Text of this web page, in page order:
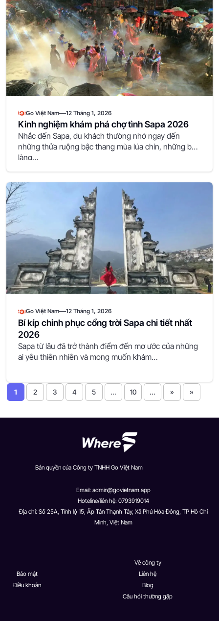
Go Việt Nam—12 Tháng 1, 2026
Kinh nghiệm khám phá chợ tình Sapa 2026
Nhắc đến Sapa, du khách thường nhớ ngay đến
những thửa ruộng bậc thang mùa lúa chín, những bản
làng…
Go Việt Nam—12 Tháng 1, 2026
Bí kíp chinh phục cổng trời Sapa chi tiết nhất
2026
Sapa từ lâu đã trở thành điểm đến mơ ước của những
ai yêu thiên nhiên và mong muốn khám…
1 2 3 4 5 ... 10 ... » »
Bản quyền của Công ty TNHH Go Việt Nam
Email: admin@govietnam.app
Hoteline/liên hệ: 0793919014
Địa chỉ: Số 25A, Tỉnh lộ 15, Ấp Tân Thạnh Tây, Xã Phú Hòa Đông, TP Hồ Chí
Minh, Việt Nam
Bảo mật
Điều khoản
Về công ty
Liên hệ
Blog
Câu hỏi thường gặp